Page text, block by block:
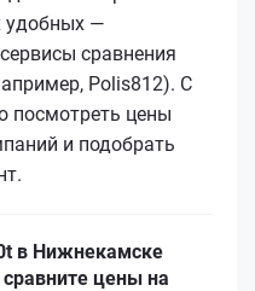
удобных —
сравнения
Polis812). С
цены
и подобрать
в Нижнекамске
цены на